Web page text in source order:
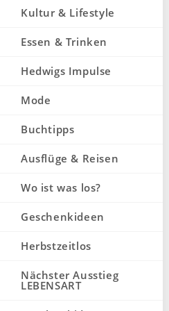
Kultur & Lifestyle
Essen & Trinken
Hedwigs Impulse
Mode
Buchtipps
Ausflüge & Reisen
Wo ist was los?
Geschenkideen
Herbstzeitlos
Nächster Ausstieg
LEBENSART